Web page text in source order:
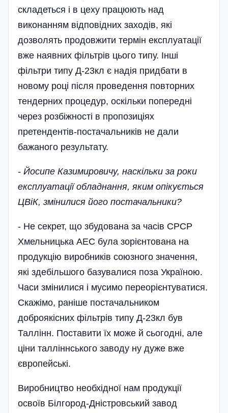
складеться і в цеху працюють над
виконанням відповідних заходів, які
дозволять продовжити термін експлуатації
вже наявних фільтрів цього типу. Інші
фільтри типу Д-23кл є надія придбати в
новому році після проведення повторних
тендерних процедур, оскільки попередні
через розбіжності в пропозиціях
претендентів-постачальників не дали
бажаного результату.
- Йосипе Казимировичу, наскільки за роки
експлуатації обладнання, яким опікується
ЦВіК, змінилися його постачальники?
- Не секрет, що збудована за часів СРСР
Хмельницька АЕС була зорієнтована на
продукцію виробників союзного значення,
які здебі­льшого базувалися поза Україною.
Часи змінилися і мусимо переорієнтуватися.
Скажімо, раніше постачальником
доброякісних фільтрів типу Д-23кл був
Таллінн. Поставити їх може й сьогодні, але
ціни талліннського заводу ну дуже вже
європейські.
Виробництво необхідної нам продукції
освоїв Білгород-Дністровський завод